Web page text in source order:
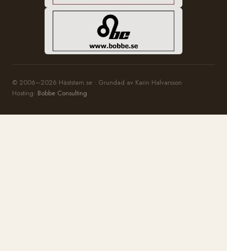
© 2006–2026 Häststam.se · Grundad av Karin Halvarsson
Hosting: Bobbe Consulting